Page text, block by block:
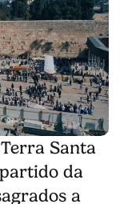
Santa
da
a